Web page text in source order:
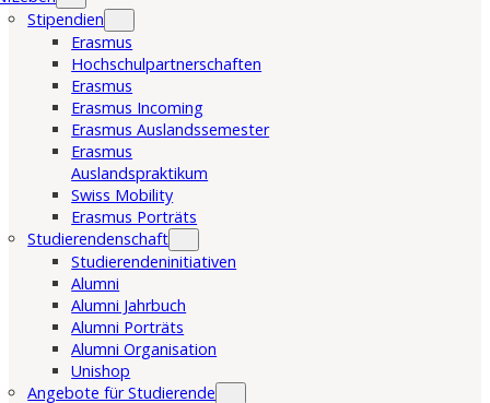
Stipendien
Erasmus
Hochschulpartnerschaften
Erasmus
Erasmus Incoming
Erasmus Auslandssemester
Erasmus
Auslandspraktikum
Swiss Mobility
Erasmus Porträts
Studierendenschaft
Studierendeninitiativen
Alumni
Alumni Jahrbuch
Alumni Porträts
Alumni Organisation
Unishop
Angebote für Studierende